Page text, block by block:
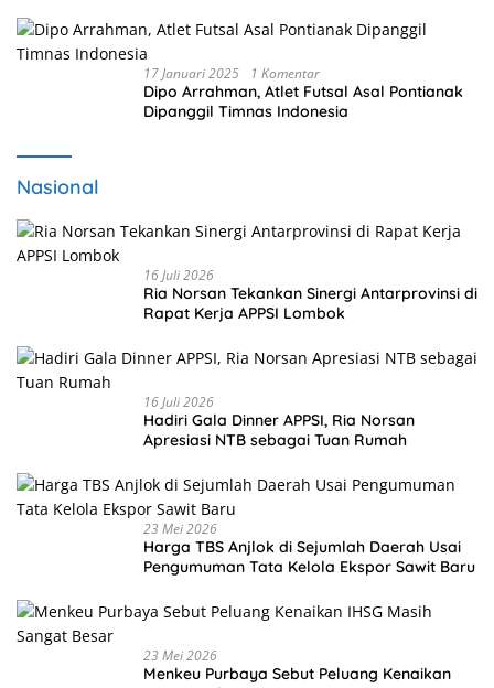
17 Januari 2025 1 Komentar
Dipo Arrahman, Atlet Futsal Asal Pontianak
Dipanggil Timnas Indonesia
Nasional
16 Juli 2026
Ria Norsan Tekankan Sinergi Antarprovinsi di
Rapat Kerja APPSI Lombok
16 Juli 2026
Hadiri Gala Dinner APPSI, Ria Norsan
Apresiasi NTB sebagai Tuan Rumah
23 Mei 2026
Harga TBS Anjlok di Sejumlah Daerah Usai
Pengumuman Tata Kelola Ekspor Sawit Baru
23 Mei 2026
Menkeu Purbaya Sebut Peluang Kenaikan